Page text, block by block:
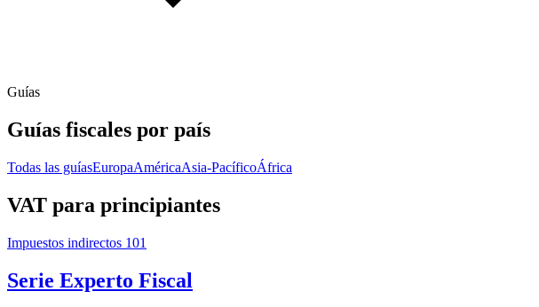
Guías
Guías fiscales por país
Todas las guíasEuropaAméricaAsia-PacíficoÁfrica
VAT para principiantes
Impuestos indirectos 101
Serie Experto Fiscal